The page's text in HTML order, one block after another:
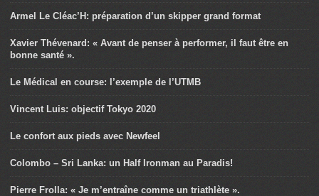
Armel Le Cléac’H: préparation d’un skipper grand format
Xavier Thévenard: « Avant de penser à performer, il faut être en
bonne santé ».
Le Médical en course: l’exemple de l’UTMB
Vincent Luis: objectif Tokyo 2020
Le confort aux pieds avec Newfeel
Colombo – Sri Lanka: un Half Ironman au Paradis!
Pierre Frolla: « Je m’entraîne comme un triathlète ».